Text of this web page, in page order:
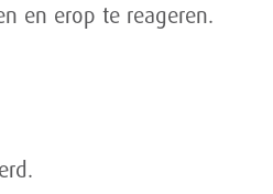
en erop te reageren.